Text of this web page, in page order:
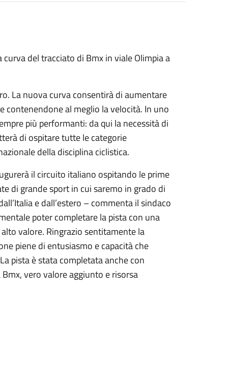
del tracciato di Bmx in viale Olimpia a
La nuova curva consentirà di aumentare
al meglio la velocità. In uno
più performanti: da qui la necessità di
di ospitare tutte le categorie
della disciplina ciclistica.
il circuito italiano ospitando le prime
di grande sport in cui saremo in grado di
e dall’estero – commenta il sindaco
poter completare la pista con una
valore. Ringrazio sentitamente la
piene di entusiasmo e capacità che
pista è stata completata anche con
vero valore aggiunto e risorsa